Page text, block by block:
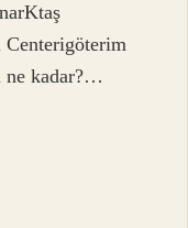
Centerigöterim
ne kadar?…